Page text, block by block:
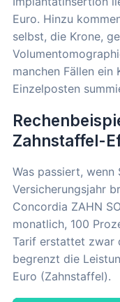
Euro. Hinzu
selbst, die Krone,
manchen Fällen ein
Einzelposten
Zahnstaffel-
Was passiert, wenn
Versicherungsjahr
Concordia ZAHN
monatlich, 100
Tarif erstattet zwar
begrenzt die
Euro (Zahnstaffel).